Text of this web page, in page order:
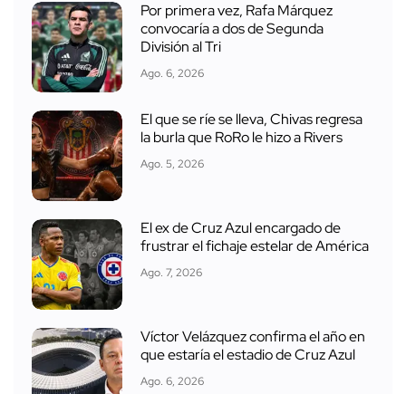
Por primera vez, Rafa Márquez
convocaría a dos de Segunda
División al Tri
Ago. 6, 2026
El que se ríe se lleva, Chivas regresa
la burla que RoRo le hizo a Rivers
Ago. 5, 2026
El ex de Cruz Azul encargado de
frustrar el fichaje estelar de América
Ago. 7, 2026
Víctor Velázquez confirma el año en
que estaría el estadio de Cruz Azul
Ago. 6, 2026